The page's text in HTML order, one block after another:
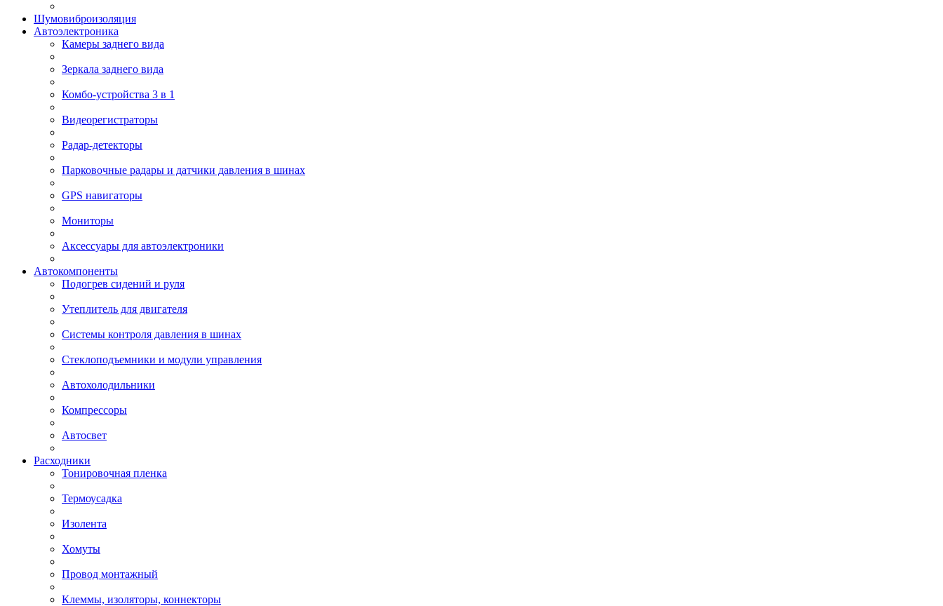
Шумовиброизоляция
Автоэлектроника
Камеры заднего вида
Зеркала заднего вида
Комбо-устройства 3 в 1
Видеорегистраторы
Радар-детекторы
Парковочные радары и датчики давления в шинах
GPS навигаторы
Мониторы
Аксессуары для автоэлектроники
Автокомпоненты
Подогрев сидений и руля
Утеплитель для двигателя
Системы контроля давления в шинах
Стеклоподъемники и модули управления
Автохолодильники
Компрессоры
Автосвет
Расходники
Тонировочная пленка
Термоусадка
Изолента
Хомуты
Провод монтажный
Клеммы, изоляторы, коннекторы